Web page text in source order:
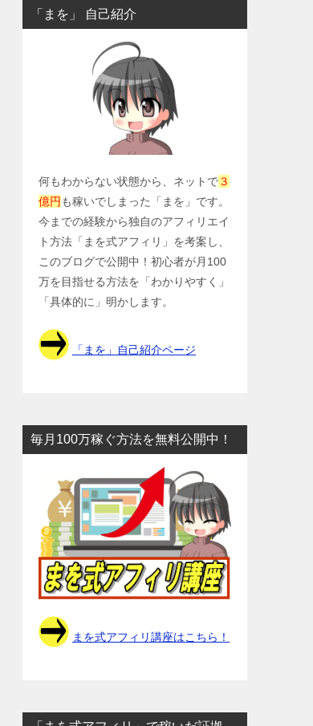
「まを」 自己紹介
何もわからない状態から、ネットで３
億円 も稼いでしまった「まを」です。
今までの経験から独自のアフィリエイ
ト方法「まを式アフィリ」を考案し、
このブログで公開中！初心者が月100
万を目指せる方法を「わかりやすく」
「具体的に」明かします。
「まを」自己紹介ページ
毎月100万稼ぐ方法を無料公開中！
まを式アフィリ講座はこちら！